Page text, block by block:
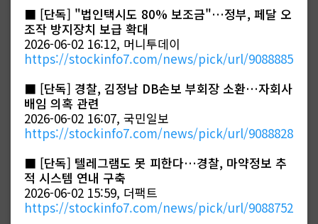
■ [단독] "법인택시도 80% 보조금"…정부, 페달 오
조작 방지장치 보급 확대
2026-06-02 16:12, 머니투데이
https://stockinfo7.com/news/pick/url/9088885
■ [단독] 경찰, 김정남 DB손보 부회장 소환…자회사
배임 의혹 관련
2026-06-02 16:07, 국민일보
https://stockinfo7.com/news/pick/url/9088828
■ [단독] 텔레그램도 못 피한다…경찰, 마약정보 추
적 시스템 연내 구축
2026-06-02 15:59, 더팩트
https://stockinfo7.com/news/pick/url/9088752